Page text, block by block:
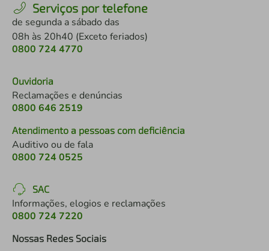
Serviços por telefone
de segunda a sábado das
08h às 20h40 (Exceto feriados)
0800 724 4770
Ouvidoria
Reclamações e denúncias
0800 646 2519
Atendimento a pessoas com deficiência
Auditivo ou de fala
0800 724 0525
SAC
Informações, elogios e reclamações
0800 724 7220
Nossas Redes Sociais